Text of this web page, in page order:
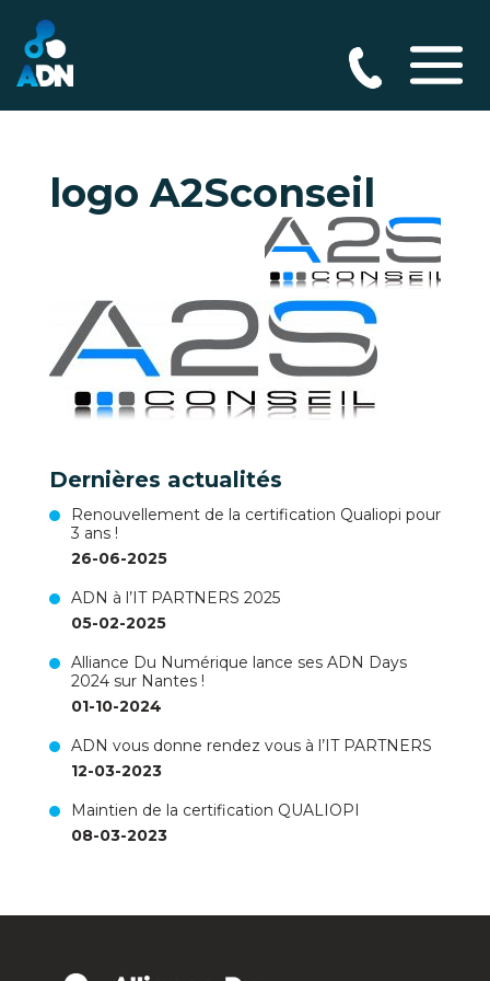
logo A2Sconseil
Dernières actualités
Renouvellement de la certification Qualiopi pour
3 ans !
26-06-2025
ADN à l’IT PARTNERS 2025
05-02-2025
Alliance Du Numérique lance ses ADN Days
2024 sur Nantes !
01-10-2024
ADN vous donne rendez vous à l’IT PARTNERS
12-03-2023
Maintien de la certification QUALIOPI
08-03-2023